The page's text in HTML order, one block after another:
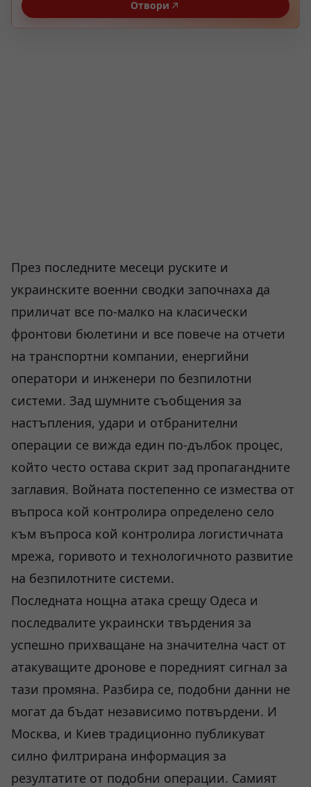
Отвори
През последните месеци руските и
украинските военни сводки започнаха да
приличат все по-малко на класически
фронтови бюлетини и все повече на отчети
на транспортни компании, енергийни
оператори и инженери по безпилотни
системи. Зад шумните съобщения за
настъпления, удари и отбранителни
операции се вижда един по-дълбок процес,
който често остава скрит зад пропагандните
заглавия. Войната постепенно се измества от
въпроса кой контролира определено село
към въпроса кой контролира логистичната
мрежа, горивото и технологичното развитие
на безпилотните системи.
Последната нощна атака срещу Одеса и
последвалите украински твърдения за
успешно прихващане на значителна част от
атакуващите дронове е поредният сигнал за
тази промяна. Разбира се, подобни данни не
могат да бъдат независимо потвърдени. И
Москва, и Киев традиционно публикуват
силно филтрирана информация за
резултатите от подобни операции. Самият